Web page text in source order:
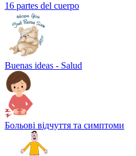
16 partes del cuerpo
Buenas ideas - Salud
Больові відчуття та симптоми